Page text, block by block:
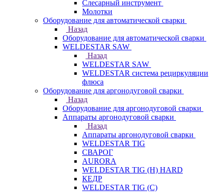
Слесарный инструмент
Молотки
Оборудование для автоматической сварки
Назад
Оборудование для автоматической сварки
WELDESTAR SAW
Назад
WELDESTAR SAW
WELDESTAR система рециркуляции
флюса
Оборудование для аргонодуговой сварки
Назад
Оборудование для аргонодуговой сварки
Аппараты аргонодуговой сварки
Назад
Аппараты аргонодуговой сварки
WELDESTAR TIG
СВАРОГ
AURORA
WELDESTAR TIG (H) HARD
КЕДР
WELDESTAR TIG (С)